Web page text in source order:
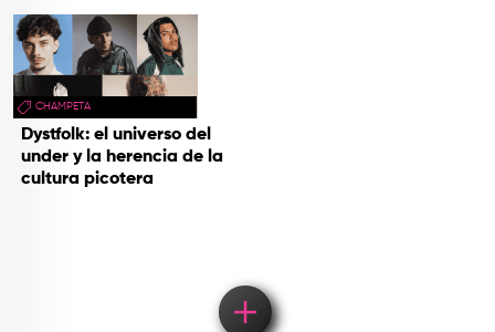
CHAMPETA
Dystfolk: el universo del
under y la herencia de la
cultura picotera